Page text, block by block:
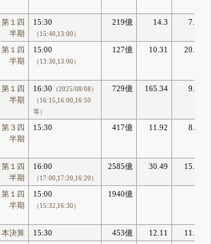
第１四
半期
15:30
（15:40,13:00）
219億 14.3 7.37
第１四
半期
15:00
（13:30,13:00）
127億 10.31 20.67
第１四
半期
16:30 （2025/08/08）
（16:15,16:00,16:50
等）
729億 165.34 9.02
第３四
半期
15:30 417億 11.92 8.99
第１四
半期
16:00
（17:00,17:20,16:20）
2585億 30.49 15.79
第１四
半期
15:00
（15:32,16:30）
1940億
本決算 15:30 453億 12.11
11.91